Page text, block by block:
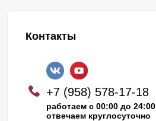
Контакты
+7 (958) 578-17-18
работаем с 00:00 до 24:00
отвечаем круглосуточно